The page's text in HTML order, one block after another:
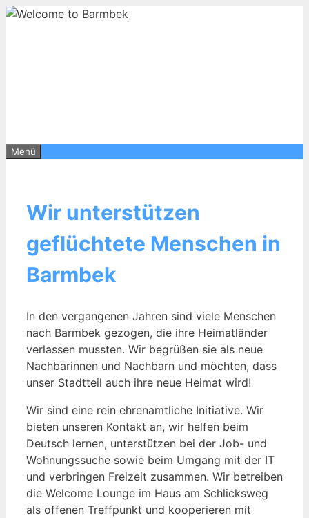
Zum
Menü
Wir unterstützen
geflüchtete Menschen in
Barmbek
In den vergangenen Jahren sind viele Menschen
nach Barmbek gezogen, die ihre Heimatländer
verlassen mussten. Wir begrüßen sie als neue
Nachbarinnen und Nachbarn und möchten, dass
unser Stadtteil auch ihre neue Heimat wird!
Wir sind eine rein ehrenamtliche Initiative. Wir
bieten unseren Kontakt an, wir helfen beim
Deutsch lernen, unterstützen bei der Job- und
Wohnungssuche sowie beim Umgang mit der IT
und verbringen Freizeit zusammen. Wir betreiben
die Welcome Lounge im Haus am Schlicksweg
als offenen Treffpunkt und kooperieren mit